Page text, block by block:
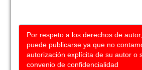
Por respeto a los derechos de
puede publicarse ya que no
autorización explícita de su autor o
convenio de confidencialidad